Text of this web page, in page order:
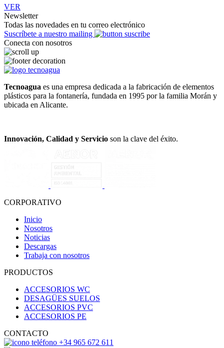
VER
Newsletter
Todas las novedades en tu correo electrónico
Suscríbete a nuestro mailing
Conecta con nosotros
Tecnoagua es una empresa dedicada a la fabricación de elementos
plásticos para la fontanería, fundada en 1995 por la familia Morán y
ubicada en Alicante.
Innovación, Calidad y Servicio son la clave del éxito.
CORPORATIVO
Inicio
Nosotros
Noticias
Descargas
Trabaja con nosotros
PRODUCTOS
ACCESORIOS WC
DESAGÜES SUELOS
ACCESORIOS PVC
ACCESORIOS PE
CONTACTO
+34 965 672 611